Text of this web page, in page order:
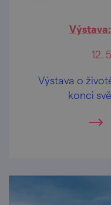
12.
Výstava o
konci